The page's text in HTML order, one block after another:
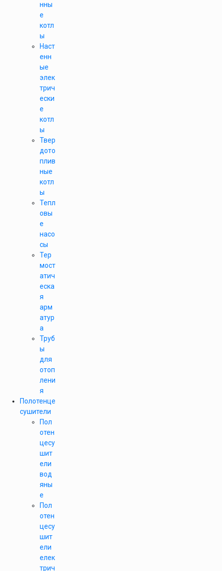
нны
е
котл
ы
Наст
енн
ые
элек
трич
ески
е
котл
ы
Твер
дото
плив
ные
котл
ы
Тепл
овы
е
насо
сы
Тер
мост
атич
еска
я
арм
атур
а
Труб
ы
для
отоп
лени
я
Полотенце
сушители
Пол
отен
цесу
шит
ели
вод
яны
е
Пол
отен
цесу
шит
ели
елек
трич